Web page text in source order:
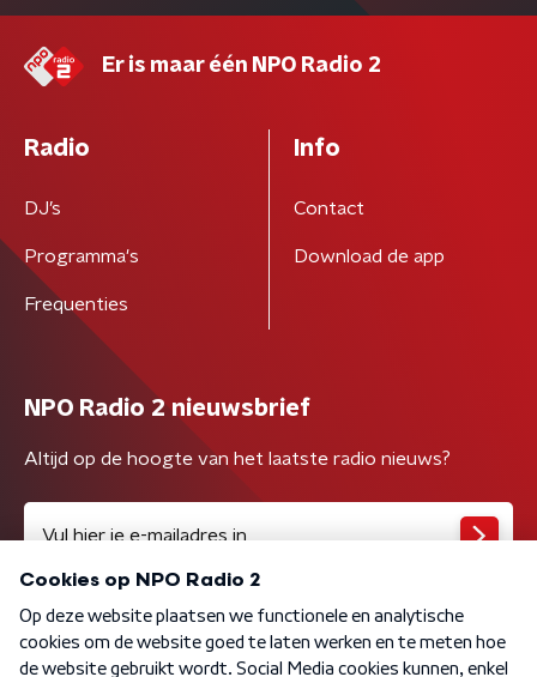
Er is maar één NPO Radio 2
Radio
DJ’s
Programma's
Frequenties
Info
Contact
Download de app
NPO Radio 2 nieuwsbrief
Altijd op de hoogte van het laatste radio nieuws?